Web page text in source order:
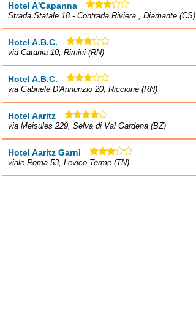
Hotel A'Capanna
Strada Statale 18 - Contrada Riviera , Diamante (CS)
Hotel A.B.C.
via Catania 10, Rimini (RN)
Hotel A.B.C.
via Gabriele D'Annunzio 20, Riccione (RN)
Hotel Aaritz
via Meisules 229, Selva di Val Gardena (BZ)
Hotel Aaritz Garnì
viale Roma 53, Levico Terme (TN)